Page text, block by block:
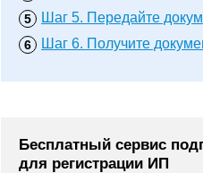
Шаг 5. Передайте
Шаг 6. Получите
Бесплатный сервис
для регистрации ИП